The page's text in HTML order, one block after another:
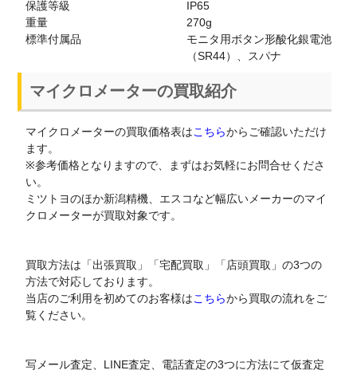
保護等級
IP65
重量
270g
標準付属品
モニタ用ボタン形酸化銀電池
（SR44）、スパナ
マイクロメーターの買取紹介
マイクロメーターの買取価格表はこちらからご確認いただけ
ます。
※参考価格となりますので、まずはお気軽にお問合せくださ
い。
ミツトヨのほか新潟精機、エスコなど幅広いメーカーのマイ
クロメーターが買取対象です。
買取方法は「出張買取」「宅配買取」「店頭買取」の3つの
方法で対応しております。
当店のご利用を初めてのお客様はこちらから買取の流れをご
覧ください。
写メール査定、LINE査定、電話査定の3つに方法にて仮査定